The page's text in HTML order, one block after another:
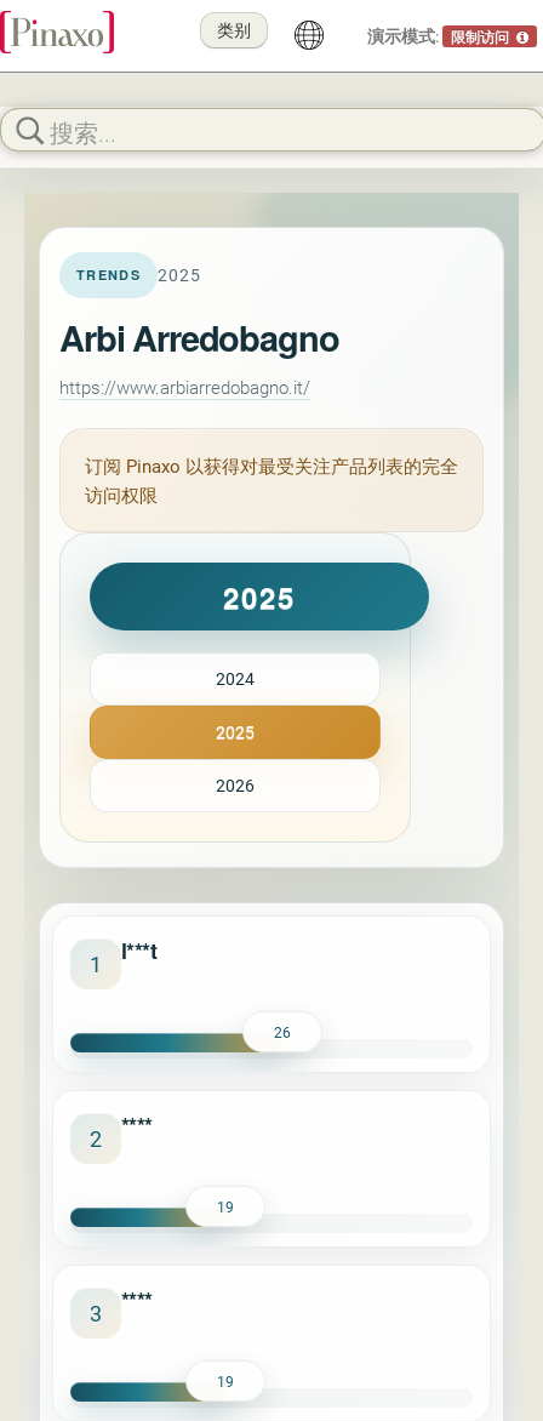
演示模式: 限制访问
类别
TRENDS 2025
Arbi Arredobagno
https://www.arbiarredobagno.it/
订阅 Pinaxo 以获得对最受关注产品列表的完全
访问权限
2025
2024
2025
2026
1 l***t
26
2 ****
19
3 ****
19